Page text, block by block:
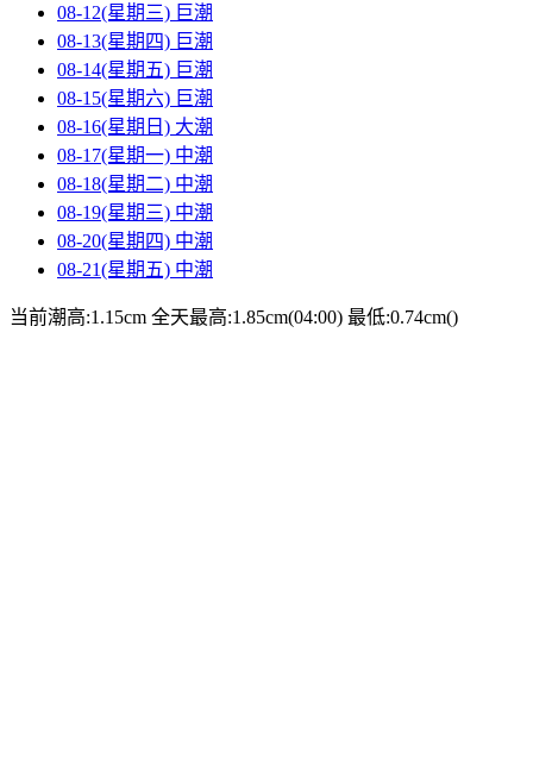
08-12(星期三) 巨潮
08-13(星期四) 巨潮
08-14(星期五) 巨潮
08-15(星期六) 巨潮
08-16(星期日) 大潮
08-17(星期一) 中潮
08-18(星期二) 中潮
08-19(星期三) 中潮
08-20(星期四) 中潮
08-21(星期五) 中潮
当前潮高:1.15cm 全天最高:1.85cm(04:00) 最低:0.74cm()